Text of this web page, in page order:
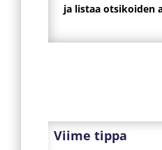
ja listaa otsikoiden
Viime tippa